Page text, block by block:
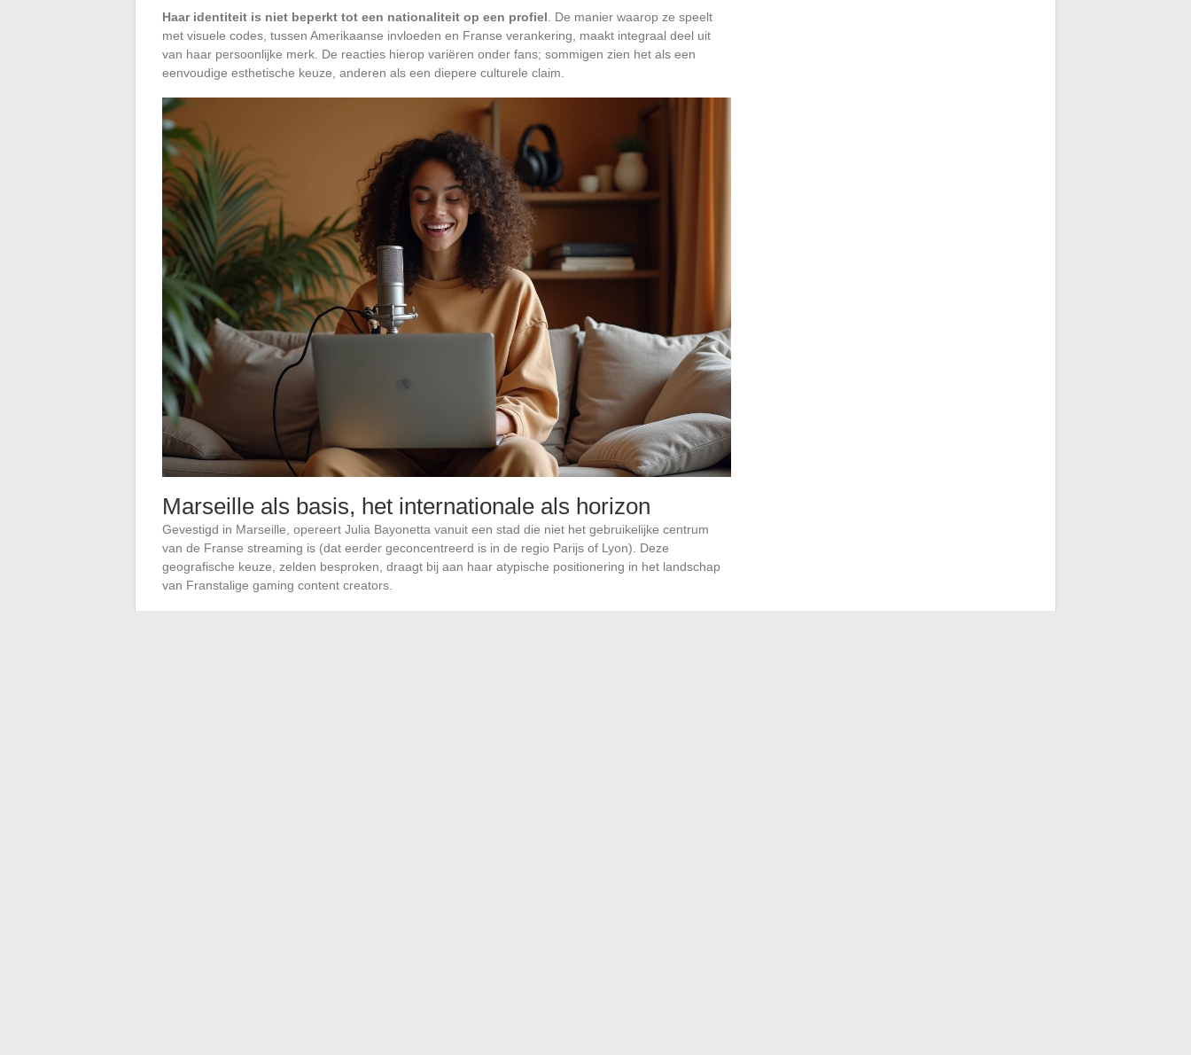
Haar identiteit is niet beperkt tot een nationaliteit op een profiel . De manier waarop ze speelt
met visuele codes, tussen Amerikaanse invloeden en Franse verankering, maakt integraal deel uit
van haar persoonlijke merk. De reacties hierop variëren onder fans; sommigen zien het als een
eenvoudige esthetische keuze, anderen als een diepere culturele claim.
Marseille als basis, het internationale als horizon
Gevestigd in Marseille, opereert Julia Bayonetta vanuit een stad die niet het gebruikelijke centrum
van de Franse streaming is (dat eerder geconcentreerd is in de regio Parijs of Lyon). Deze
geografische keuze, zelden besproken, draagt bij aan haar atypische positionering in het landschap
van Franstalige gaming content creators.